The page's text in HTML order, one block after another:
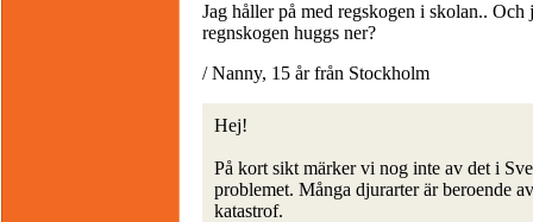
Jag håller på med regskogen i skolan..
regnskogen huggs ner?
/ Nanny, 15 år från Stockholm
Hej!
På kort sikt märker vi nog inte av det i
problemet. Många djurarter är beroende
katastrof.